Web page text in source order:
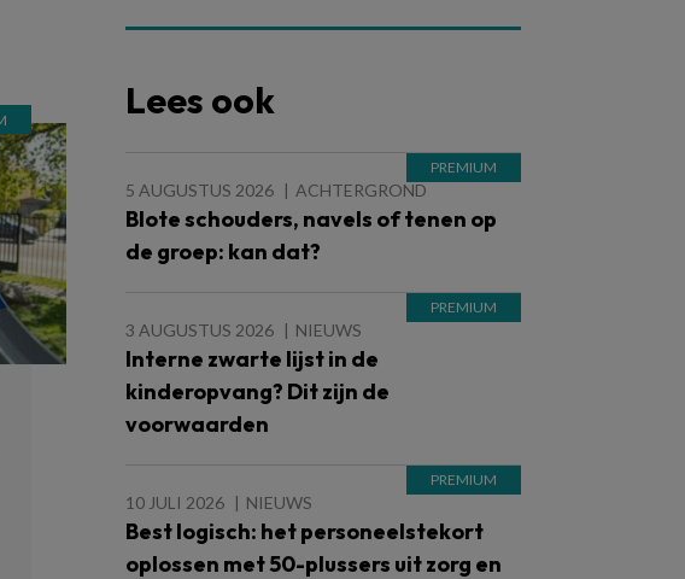
Lees ook
5 AUGUSTUS 2026 ACHTERGROND
Blote schouders, navels of tenen op
de groep: kan dat?
3 AUGUSTUS 2026 NIEUWS
Interne zwarte lijst in de
kinderopvang? Dit zijn de
voorwaarden
10 JULI 2026 NIEUWS
Best logisch: het personeelstekort
oplossen met 50-plussers uit zorg en